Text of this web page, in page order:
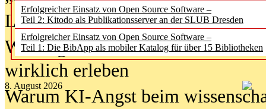
Erfolgreicher Einsatz von Open Source Software –
Teil 2: Kitodo als Publikationsserver an der SLUB Dresden
Erfolgreicher Einsatz von Open Source Software –
Teil 1: Die BibApp als mobiler Katalog für über 15 Bibliotheken
8. August 2026
Lesen als Infrastrukturaufgabe
Wie Jugendliche Social Media
wirklich erleben
Warum KI-Angst beim